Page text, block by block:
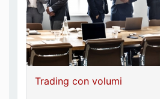
Trading con volumi